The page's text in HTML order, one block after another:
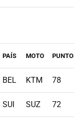
PAÍS MOTO
BEL KTM 78
SUI SUZ 72